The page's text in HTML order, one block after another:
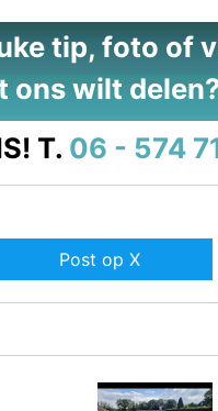
tip, foto of
ons wilt
T. 06 - 574
Post op X